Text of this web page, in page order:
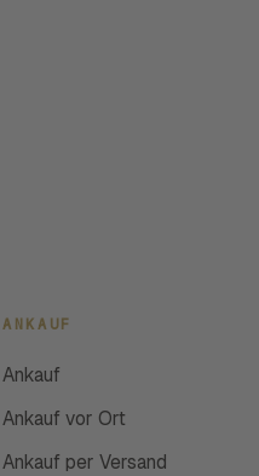
ANKAUF
Ankauf
Ankauf vor Ort
Ankauf per Versand